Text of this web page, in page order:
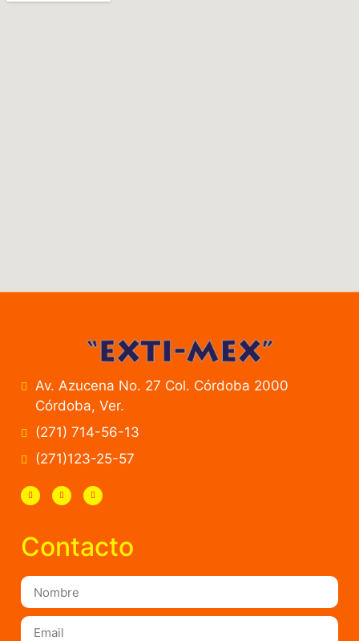
Av. Azucena No. 27 Col. Córdoba 2000
Córdoba, Ver.
(271) 714-56-13
(271)123-25-57
Contacto